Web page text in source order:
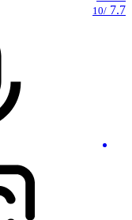
7.7
/10